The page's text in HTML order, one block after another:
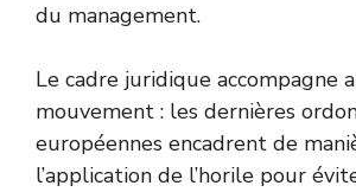
du management.
Le cadre juridique accompagne
mouvement : les dernières
européennes encadrent de
l’application de l’horile pour